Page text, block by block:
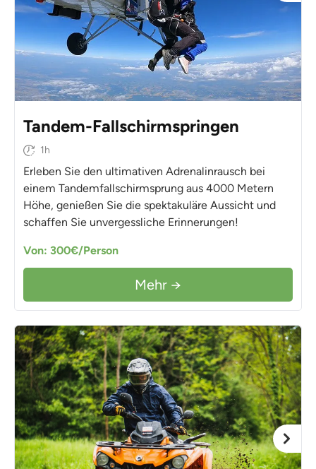
Tandem-Fallschirmspringen
1h
Erleben Sie den ultimativen Adrenalinrausch bei
einem Tandemfallschirmsprung aus 4000 Metern
Höhe, genießen Sie die spektakuläre Aussicht und
schaffen Sie unvergessliche Erinnerungen!
Von: 300€/Person
Mehr →